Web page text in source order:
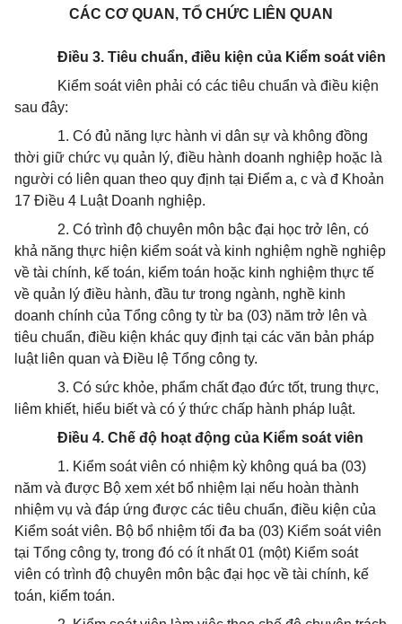
CÁC CƠ QUAN, TỔ CHỨC LIÊN QUAN
Điều 3. Tiêu chuẩn, điều kiện của Kiểm soát viên
Kiểm soát viên phải có các tiêu chuẩn và điều kiện
sau đây:
1. Có đủ năng lực hành vi dân sự và không đồng
thời giữ chức vụ quản lý, điều hành doanh nghiệp hoặc là
người có liên quan theo quy định tại Điểm a, c và đ Khoản
17 Điều 4 Luật Doanh nghiệp.
2. Có trình độ chuyên môn bậc đại học trở lên, có
khả năng thực hiện kiểm soát và kinh nghiệm nghề nghiệp
về tài chính, kế toán, kiểm toán hoặc kinh nghiệm thực tế
về quản lý điều hành, đầu tư trong ngành, nghề kinh
doanh chính của Tổng công ty từ ba (03) năm trở lên và
tiêu chuẩn, điều kiện khác quy định tại các văn bản pháp
luật liên quan và Điều lệ Tổng công ty.
3. Có sức khỏe, phẩm chất đạo đức tốt, trung thực,
liêm khiết, hiểu biết và có ý thức chấp hành pháp luật.
Điều 4. Chế độ hoạt động của Kiểm soát viên
1. Kiểm soát viên có nhiệm kỳ không quá ba (03)
năm và được Bộ xem xét bổ nhiệm lại nếu hoàn thành
nhiệm vụ và đáp ứng được các tiêu chuẩn, điều kiện của
Kiểm soát viên. Bộ bổ nhiệm tối đa ba (03) Kiểm soát viên
tại Tổng công ty, trong đó có ít nhất 01 (một) Kiểm soát
viên có trình độ chuyên môn bậc đại học về tài chính, kế
toán, kiểm toán.